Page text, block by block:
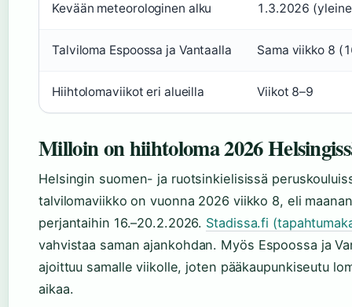
Kevään meteorologinen alku 1.3.2026
Talviloma Espoossa ja Vantaalla Sama viikko 8
Hiihtolomaviikot eri alueilla Viikot 8–9
Milloin on hiihtoloma 2026
Helsingin suomen- ja ruotsinkielisissä
talvilomaviikko on vuonna 2026 viikko 8, eli
perjantaihin 16.–20.2.2026. Stadissa.fi
vahvistaa saman ajankohdan. Myös Espoossa ja
ajoittuu samalle viikolle, joten pääkaupunkiseutu
aikaa.